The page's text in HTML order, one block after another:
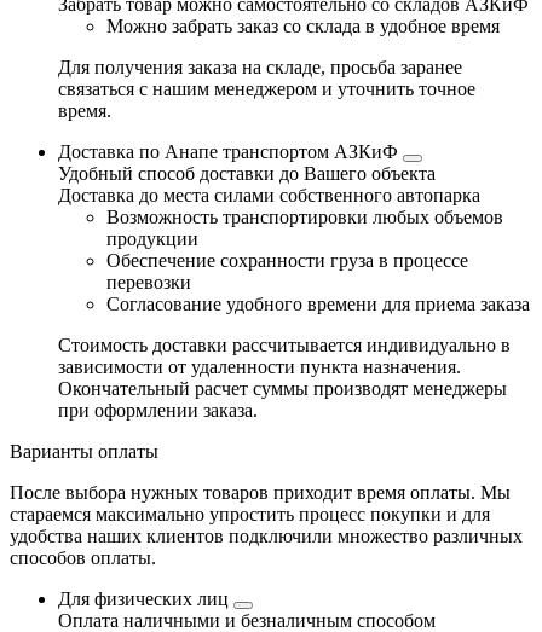
Можно забрать заказ со склада в удобное время
Для получения заказа на складе, просьба заранее
связаться с нашим менеджером и уточнить точное
время.
Доставка по Анапе транспортом АЗКиФ
Удобный способ доставки до Вашего объекта
Доставка до места силами собственного автопарка
Возможность транспортировки любых объемов
продукции
Обеспечение сохранности груза в процессе
перевозки
Согласование удобного времени для приема заказа
Стоимость доставки рассчитывается индивидуально в
зависимости от удаленности пункта назначения.
Окончательный расчет суммы производят менеджеры
при оформлении заказа.
Варианты оплаты
После выбора нужных товаров приходит время оплаты. Мы
стараемся максимально упростить процесс покупки и для
удобства наших клиентов подключили множество различных
способов оплаты.
Для физических лиц
Оплата наличными и безналичным способом